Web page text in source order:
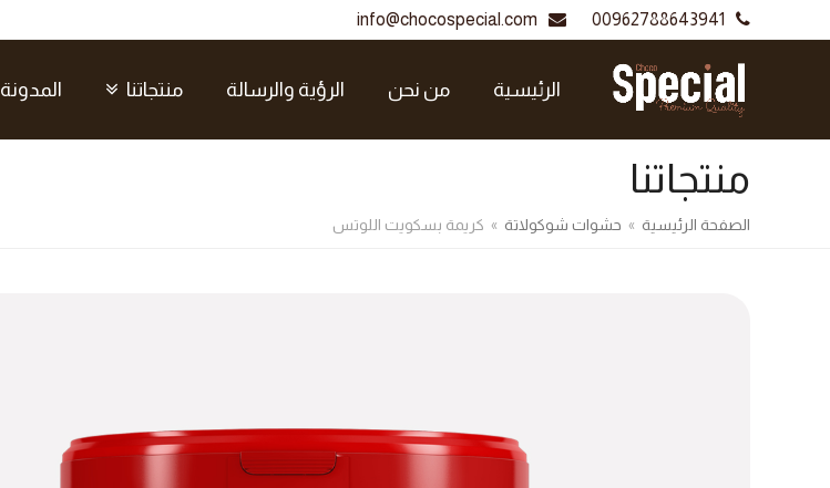
00962788643941
info@chocospecial.com
الرئيسية من نحن الرؤية والرسالة منتجاتنا المدونة
منتجاتنا
الصفحة الرئيسية » حشوات شوكولاتة » كريمة بسكويت اللوتس